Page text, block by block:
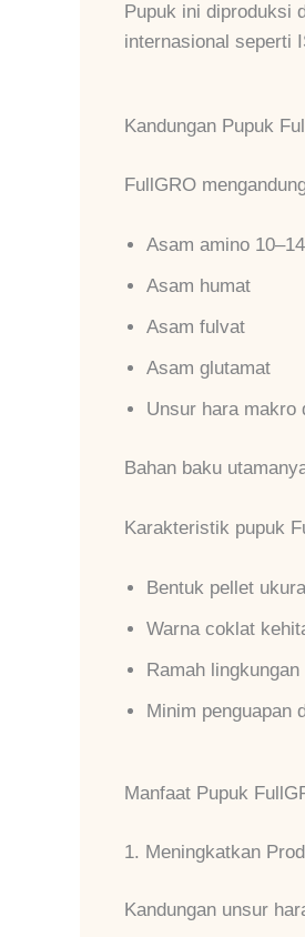
Pupuk ini diproduksi
internasional seperti
Kandungan Pupuk
FullGRO
Asam amino
Asam humat
Asam fulvat
Asam glutamat
Unsur hara makro
Bahan baku
Karakteristik pupuk
Bentuk pellet
Warna coklat
Ramah lingkungan
Minim penguapan
Manfaat Pupuk
1. Meningkatkan
Kandungan unsur